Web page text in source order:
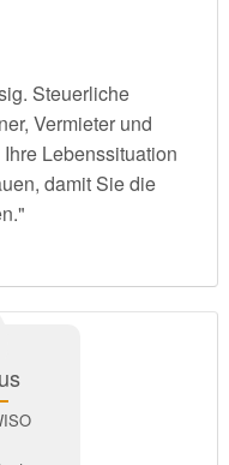
Steuerliche
Vermieter und
Lebenssituation
damit Sie die